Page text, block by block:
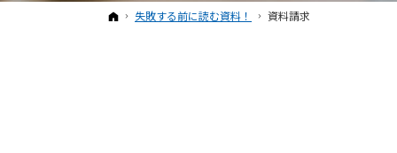
ホーム
失敗する前に読む資料！ 資料請求